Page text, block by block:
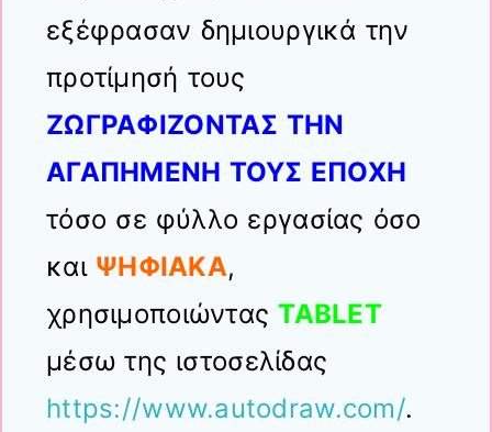
εξέφρασαν δημιουργικά την
προτίμησή τους
ΖΩΓΡΑΦΙΖΟΝΤΑΣ ΤΗΝ
ΑΓΑΠΗΜΕΝΗ ΤΟΥΣ ΕΠΟΧΗ
τόσο σε φύλλο εργασίας όσο
και ΨΗΦΙΑΚΑ,
χρησιμοποιώνταςTABLET
μέσω της ιστοσελίδας
https://www.autodraw.com/.